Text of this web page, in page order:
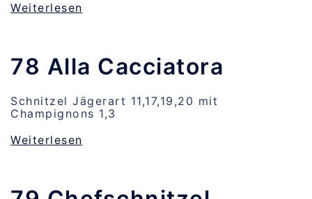
Weiterlesen
78 Alla Cacciatora
Schnitzel Jägerart 11,17,19,20 mit
Champignons 1,3
Weiterlesen